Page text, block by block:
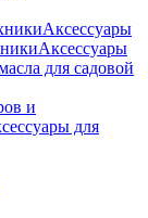
Аксессуары
Аксессуары
для садовой
и
для